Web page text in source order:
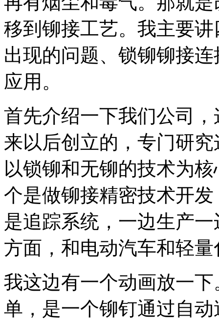
移到铆接工艺。我主要
出现的问题、锁铆铆接
应用。
首先介绍一下我们公司
来以后创立的，专门研
以锁铆和无铆的技术为
个是做铆接精密技术开
是追踪系统，一边生产
方面，和电动汽车和轻
我这边有一个动画放一
单，是一个铆钉通过自